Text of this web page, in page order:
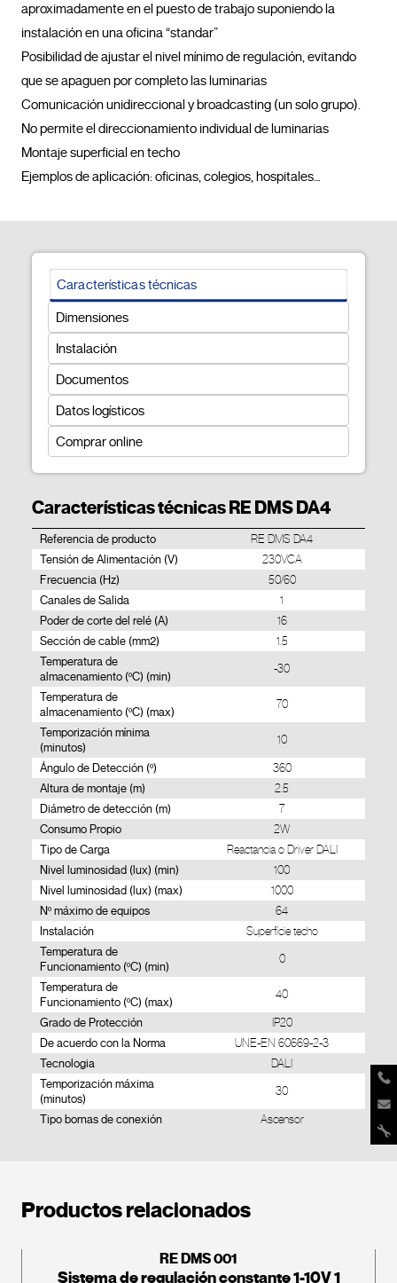
aproximadamente en el puesto de trabajo suponiendo la
instalación en una oficina “standar”
Posibilidad de ajustar el nivel mínimo de regulación, evitando
que se apaguen por completo las luminarias
Comunicación unidireccional y broadcasting (un solo grupo).
No permite el direccionamiento individual de luminarias
Montaje superficial en techo
Características técnicas
Dimensiones
Instalación
Documentos
Datos logísticos
Comprar online
Características técnicas RE DMS DA4
Referencia de producto RE DMS DA4
Tensión de Alimentación (V) 230VCA
Frecuencia (Hz) 50/60
Canales de Salida 1
Poder de corte del relé (A) 16
Sección de cable (mm2) 1.5
Temperatura de
almacenamiento (ºC) (min)
-30
Temperatura de
almacenamiento (ºC) (max)
70
Temporización mínima
(minutos)
10
Ángulo de Detección (º) 360
Altura de montaje (m) 2.5
Diámetro de detección (m) 7
Consumo Propio 2W
Tipo de Carga Reactancia o Driver DALI
Nivel luminosidad (lux) (min) 100
Nivel luminosidad (lux) (max) 1000
Nº máximo de equipos 64
Instalación Superfície techo
Temperatura de
Funcionamiento (ºC) (min)
0
Temperatura de
Funcionamiento (ºC) (max)
40
Grado de Protección IP20
De acuerdo con la Norma UNE-EN 60669-2-3
Tecnologia DALI
Temporización máxima
(minutos)
30
Tipo bornas de conexión Ascensor
Productos relacionados
RE DMS 001
Sistema de regulación constante 1-10V 1